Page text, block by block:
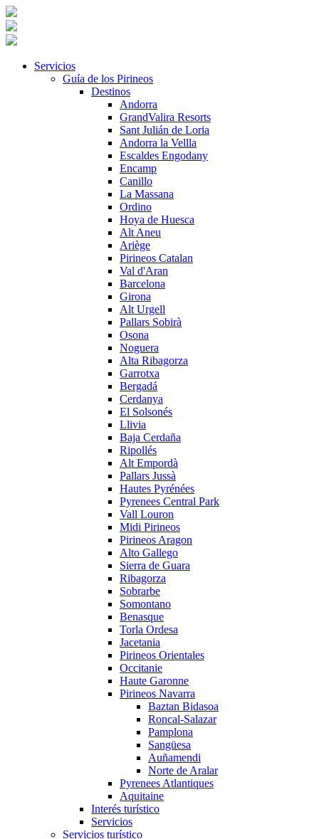
Servicios
Guía de los Pirineos
Destinos
Andorra
GrandValira Resorts
Sant Julián de Loria
Andorra la Vellla
Escaldes Engodany
Encamp
Canillo
La Massana
Ordino
Hoya de Huesca
Alt Aneu
Ariège
Pirineos Catalan
Val d'Aran
Barcelona
Girona
Alt Urgell
Pallars Sobirà
Osona
Noguera
Alta Ribagorza
Garrotxa
Bergadá
Cerdanya
El Solsonés
Llivia
Baja Cerdaña
Ripollés
Alt Empordà
Pallars Jussà
Hautes Pyrénées
Pyrenees Central Park
Vall Louron
Midi Pirineos
Pirineos Aragon
Alto Gallego
Sierra de Guara
Ribagorza
Sobrarbe
Somontano
Benasque
Torla Ordesa
Jacetania
Pirineos Orientales
Occitanie
Haute Garonne
Pirineos Navarra
Baztan Bidasoa
Roncal-Salazar
Pamplona
Sangüesa
Auñamendi
Norte de Aralar
Pyrenees Atlantiques
Aquitaine
Interés turístico
Servicios
Servicios turístico